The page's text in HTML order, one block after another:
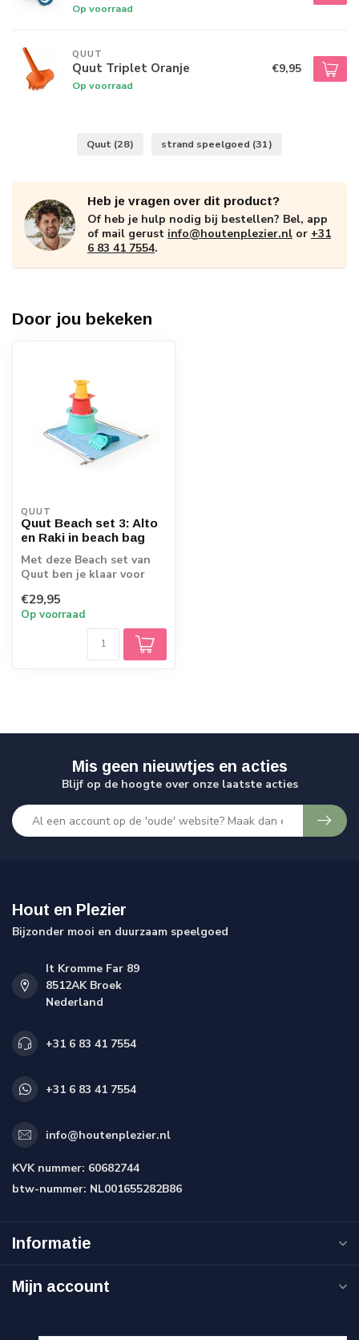
Op voorraad
QUUT
Quut Triplet Oranje
Op voorraad
€9,95
Quut (28) strand speelgoed (31)
Heb je vragen over dit product?
Of heb je hulp nodig bij bestellen? Bel, app
of mail gerust info@houtenplezier.nl or +31
6 83 41 7554.
Door jou bekeken
QUUT
Quut Beach set 3: Alto
en Raki in beach bag
Met deze Beach set van
Quut ben je klaar voor
Raki in ee...
€29,95
Op voorraad
Mis geen nieuwtjes en acties
Blijf op de hoogte over onze laatste acties
Hout en Plezier
Bijzonder mooi en duurzaam speelgoed
It Kromme Far 89
8512AK Broek
Nederland
+31 6 83 41 7554
+31 6 83 41 7554
info@houtenplezier.nl
KVK nummer: 60682744
btw-nummer: NL001655282B86
Informatie
Mijn account